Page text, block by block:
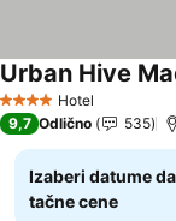
4 ZvezdiceHotel
Urban Hive
9,7 Odlično 535
Izaberi datume
tačne cene